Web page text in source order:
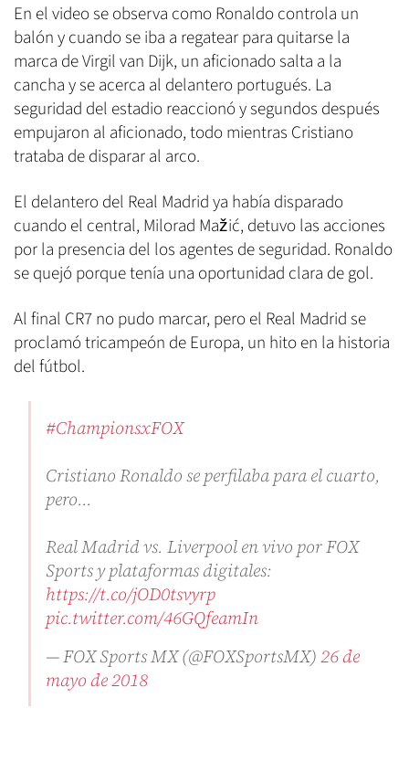
En el video se observa como Ronaldo controla un
balón y cuando se iba a regatear para quitarse la
marca de Virgil van Dijk, un aficionado salta a la
cancha y se acerca al delantero portugués. La
seguridad del estadio reaccionó y segundos después
empujaron al aficionado, todo mientras Cristiano
trataba de disparar al arco.
El delantero del Real Madrid ya había disparado
cuando el central, Milorad Mažić, detuvo las acciones
por la presencia del los agentes de seguridad. Ronaldo
se quejó porque tenía una oportunidad clara de gol.
Al final CR7 no pudo marcar, pero el Real Madrid se
proclamó tricampeón de Europa, un hito en la historia
del fútbol.
#ChampionsxFOX
Cristiano Ronaldo se perfilaba para el cuarto,
pero...
Real Madrid vs. Liverpool en vivo por FOX
Sports y plataformas digitales:
https://t.co/jOD0tsvyrp
pic.twitter.com/46GQfeamIn
— FOX Sports MX (@FOXSportsMX)26 de
mayo de 2018